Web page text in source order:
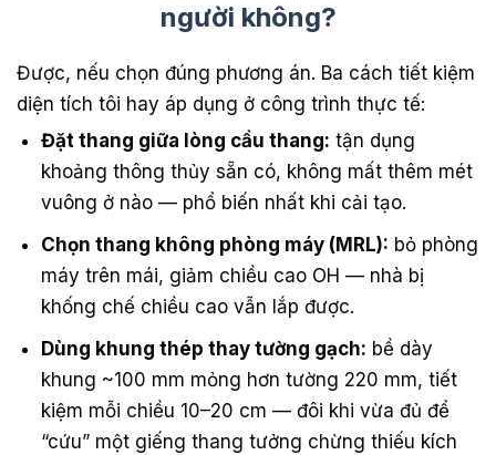
người không?
Được, nếu chọn đúng phương án. Ba cách tiết kiệm
diện tích tôi hay áp dụng ở công trình thực tế:
Đặt thang giữa lòng cầu thang: tận dụng
khoảng thông thủy sẵn có, không mất thêm mét
vuông ở nào — phổ biến nhất khi cải tạo.
Chọn thang không phòng máy (MRL): bỏ phòng
máy trên mái, giảm chiều cao OH — nhà bị
khống chế chiều cao vẫn lắp được.
Dùng khung thép thay tường gạch: bề dày
khung ~100 mm mỏng hơn tường 220 mm, tiết
kiệm mỗi chiều 10–20 cm — đôi khi vừa đủ để
“cứu” một giếng thang tưởng chừng thiếu kích